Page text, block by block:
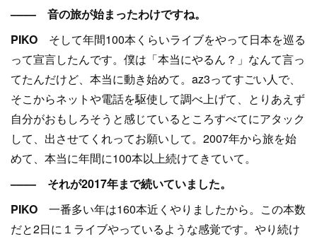
–––– 音の旅が始まったわけですね。
PIKO そして年間100本くらいライブをやって日本を巡る
って宣言したんです。僕は「本当にやるん？」なんて言っ
てたんだけど、本当に動き始めて。az3ってすごい人で、
そこからネットや電話を駆使して調べ上げて、とりあえず
自分がおもしろそうと感じているところすべてにアタック
して、出させてくれってお願いして。2007年から旅を始
めて、本当に年間に100本以上続けてきていて。
–––– それが2017年まで続いていました。
PIKO 一番多い年は160本近くやりましたから。この本数
だと2日に１ライブやっているような感覚です。やり続け